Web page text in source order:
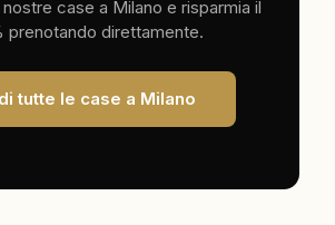
case a Milano e risparmia il
prenotando direttamente.
tutte le case a Milano